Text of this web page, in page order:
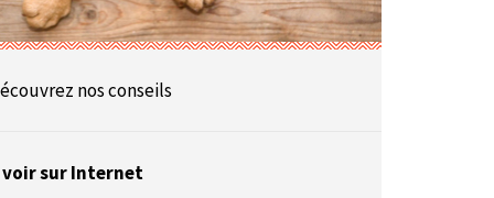
nos conseils
voir sur Internet